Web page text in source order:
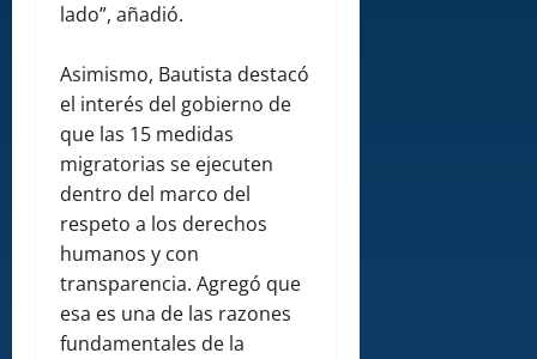
lado”, añadió.
Asimismo, Bautista destacó
el interés del gobierno de
que las 15 medidas
migratorias se ejecuten
dentro del marco del
respeto a los derechos
humanos y con
transparencia. Agregó que
esa es una de las razones
fundamentales de la